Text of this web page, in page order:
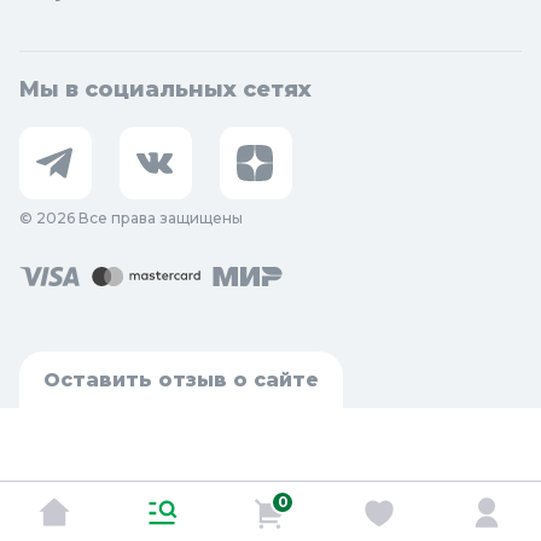
Мы в социальных сетях
© 2026 Все права защищены
Оставить отзыв о сайте
0